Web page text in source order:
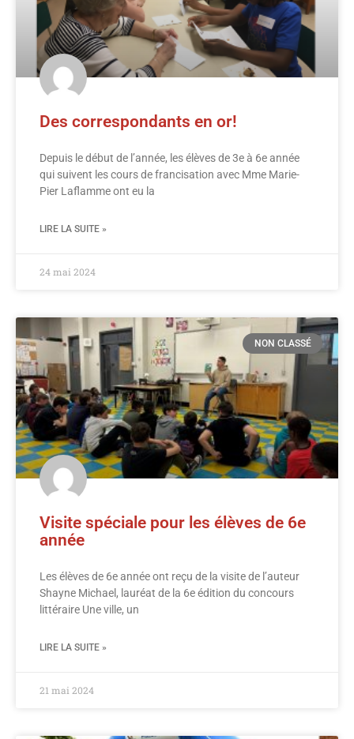
Des correspondants en or!
Depuis le début de l’année, les élèves de 3e à 6e année
qui suivent les cours de francisation avec Mme Marie-
Pier Laflamme ont eu la
LIRE LA SUITE »
24 mai 2024
NON CLASSÉ
Visite spéciale pour les élèves de 6e
année
Les élèves de 6e année ont reçu de la visite de l’auteur
Shayne Michael, lauréat de la 6e édition du concours
littéraire Une ville, un
LIRE LA SUITE »
21 mai 2024